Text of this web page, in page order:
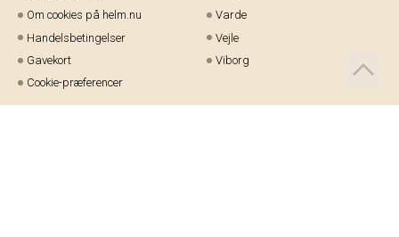
Om cookies på helm.nu
Handelsbetingelser
Gavekort
Cookie-præferencer
Varde
Vejle
Viborg